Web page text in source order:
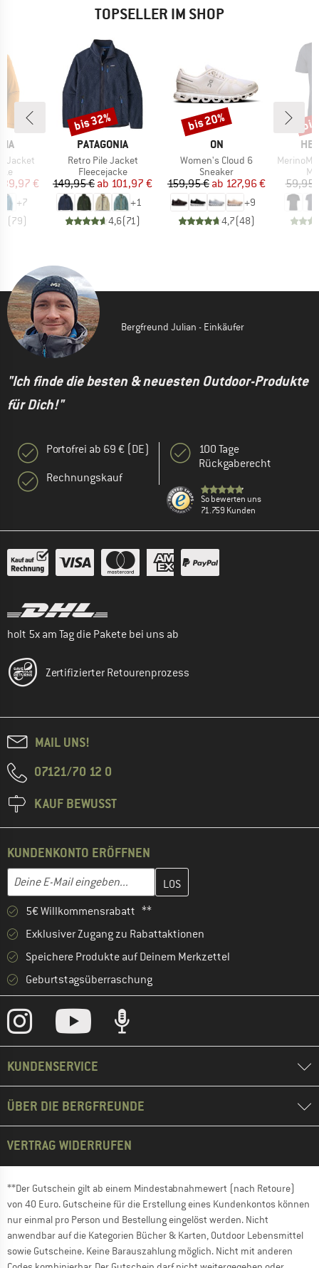
TOPSELLER IM SHOP
Jacket
Preis
€
+7
(79)
MARKE
PATAGONIA
Artikel
Retro Pile Jacket
Produktgruppe
Fleecejacke
Preis
149,95 € reduzierter Preis
ab 101,97 €
+1
4,6(71)
Rabatt
bis 32%
MARKE
ON
Artikel
Women's Cloud 6
Produktgruppe
Sneaker
Preis
159,95 € reduzierter Preis
ab 127,96 €
+9
4,7(48)
Rabatt
bis 20%
Artikel
MerinoMix150
59,95
Bergfreund Julian - Einkäufer
"Ich finde die besten & neuesten Outdoor-Produkte
für Dich!"
Portofrei ab 69 € (DE)
Rechnungskauf
100 Tage
Rückgaberecht
So bewerten uns
71.759 Kunden
holt 5x am Tag die Pakete bei uns ab
Zertifizierter Retourenprozess
MAIL UNS!
07121/70 12 0
KAUF BEWUSST
KUNDENKONTO ERÖFFNEN
E-Mail-Adresse
Gib hier deine E-Mail-Adresse ein und erstelle im nächsten
5€ Willkommensrabatt **
Exklusiver Zugang zu Rabattaktionen
Speichere Produkte auf Deinem Merkzettel
Geburtstagsüberraschung
KUNDENSERVICE
ÜBER DIE BERGFREUNDE
VERTRAG WIDERRUFEN
**Der Gutschein gilt ab einem Mindestabnahmewert (nach Retoure)
von 40 Euro. Gutscheine für die Erstellung eines Kundenkontos können
nur einmal pro Person und Bestellung eingelöst werden. Nicht
anwendbar auf die Kategorien Bücher & Karten, Outdoor Lebensmittel
sowie Gutscheine. Keine Barauszahlung möglich. Nicht mit anderen